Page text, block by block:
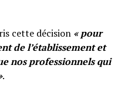
cette décision « pour
de l’établissement et
nos professionnels qui
.